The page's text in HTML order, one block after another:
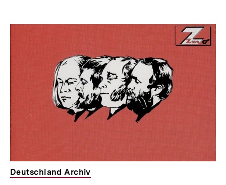
Dossier
zur
Thematik
Deutschland Archiv